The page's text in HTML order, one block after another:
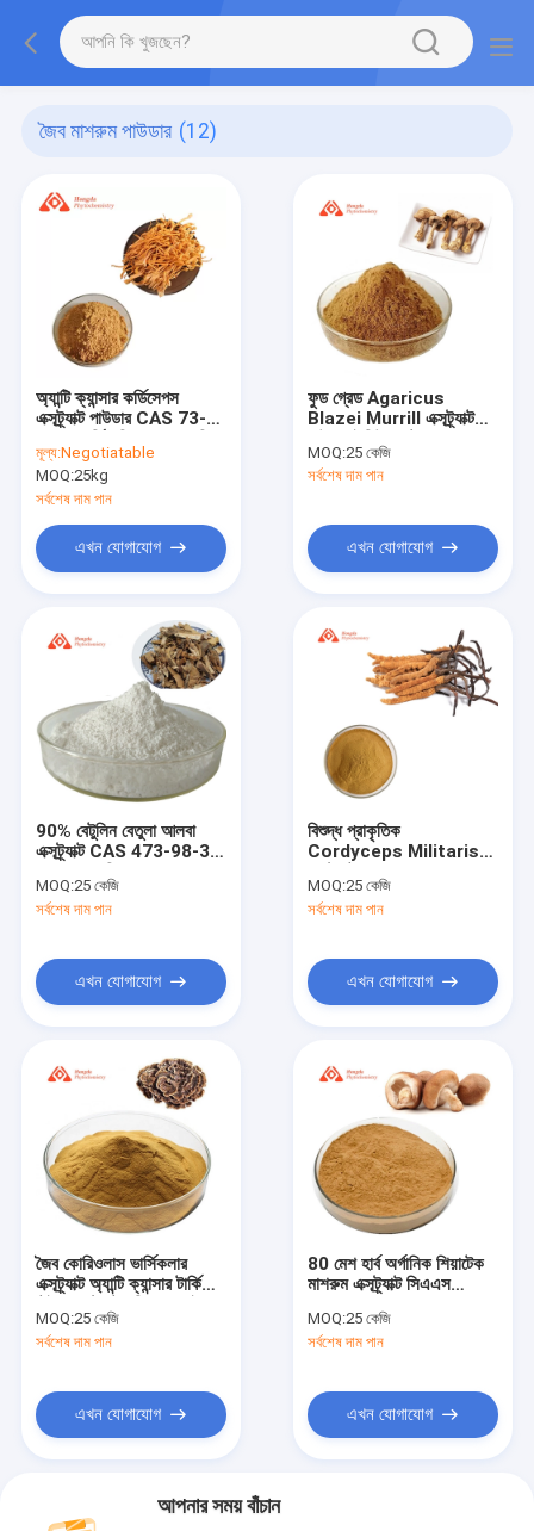
জৈব মাশরুম পাউডার (12)
অ্যান্টি ক্যান্সার কর্ডিসেপস
এক্সট্র্যাক্ট পাউডার CAS 73-
1% 8% 98%
মূল্য:Negotiatable
MOQ:25kg
সর্বশেষ দাম পান
এখন যোগাযোগ
ফুড গ্রেড Agaricus
Blazei Murrill এক্সট্র্যাক্ট
MOQ:25 কেজি
সর্বশেষ দাম পান
এখন যোগাযোগ
90% বেটুলিন বেতুলা আলবা
এক্সট্র্যাক্ট CAS 473-98-3
MOQ:25 কেজি
সর্বশেষ দাম পান
এখন যোগাযোগ
বিশুদ্ধ প্রাকৃতিক
Cordyceps Militaris
MOQ:25 কেজি
সর্বশেষ দাম পান
এখন যোগাযোগ
জৈব কোরিওলাস ভার্সিকলার
এক্সট্র্যাক্ট অ্যান্টি ক্যান্সার টার্কি
30%
MOQ:25 কেজি
সর্বশেষ দাম পান
এখন যোগাযোগ
80 মেশ হার্ব অর্গানিক শিয়াটেক
মাশরুম এক্সট্র্যাক্ট সিএএস
MOQ:25 কেজি
সর্বশেষ দাম পান
এখন যোগাযোগ
আপনার সময় বাঁচান